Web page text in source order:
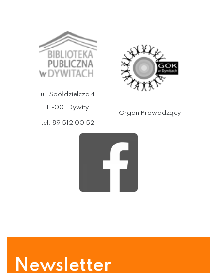
ul. Spółdzielcza 4
11-001 Dywity
tel. 89 512 00 52
Organ Prowadzący
Newsletter